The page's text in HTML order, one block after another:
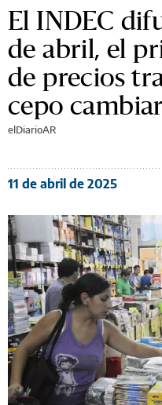
El INDEC
de abril, el
de precios
cepo
elDiarioAR
11 de abril de 2025